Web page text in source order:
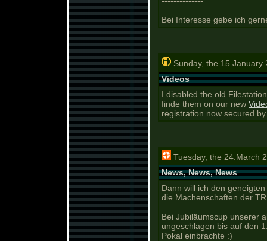
Bei Interesse gebe ich
Sunday, the 15.January
Videos
I disabled the old
finde them on our new
registration now secured
Tuesday, the 24.March
News, News, News
Dann will ich den
die Machenschaften der
Bei Jubiläumscup unserer
ungeschlagen bis auf den
Pokal einbrachte :)